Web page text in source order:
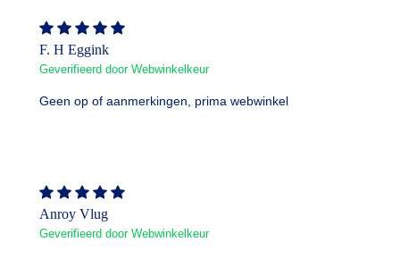
F. H Eggink
Geverifieerd door Webwinkelkeur
Geen op of aanmerkingen, prima webwinkel
Anroy Vlug
Geverifieerd door Webwinkelkeur